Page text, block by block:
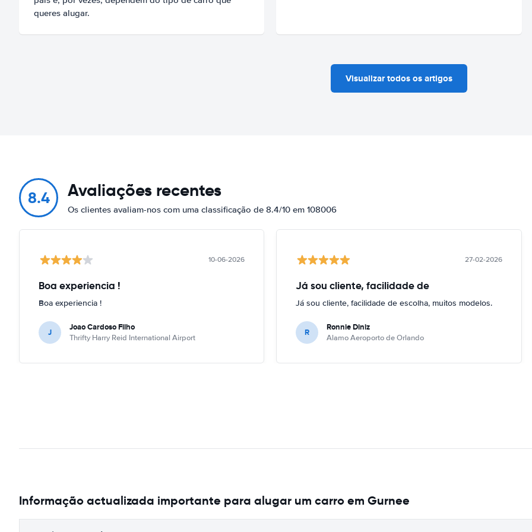
queres alugar.
Visualizar todos os artigos
8.4 Avaliações recentes
Os clientes avaliam-nos com uma classificação de 8.4/10 em 108006
10-06-2026
Boa experiencia !
Boa experiencia !
J Joao Cardoso Filho
Thrifty Harry Reid International Airport
27-02-2026
Já sou cliente, facilidade de
Já sou cliente, facilidade de escolha, muitos modelos.
R Ronnie Diniz
Alamo Aeroporto de Orlando
Informação actualizada importante para alugar um carro em Gurnee